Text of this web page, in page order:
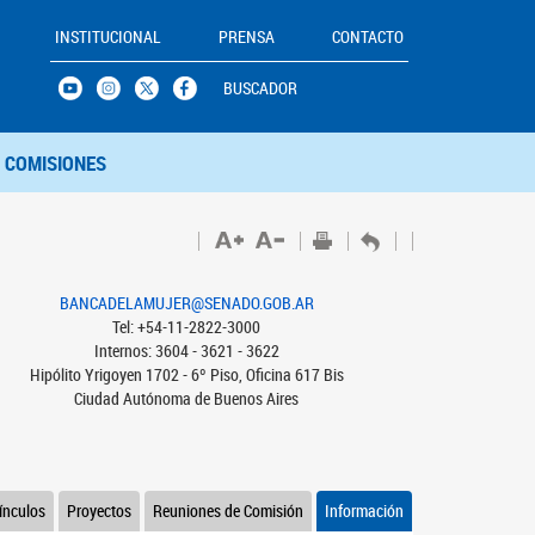
INSTITUCIONAL PRENSA CONTACTO
BUSCADOR
COMISIONES
BANCADELAMUJER@SENADO.GOB.AR
Tel: +54-11-2822-3000
Internos: 3604 - 3621 - 3622
Hipólito Yrigoyen 1702 - 6º Piso, Oficina 617 Bis
Ciudad Autónoma de Buenos Aires
Información
Reuniones de Comisión
Proyectos